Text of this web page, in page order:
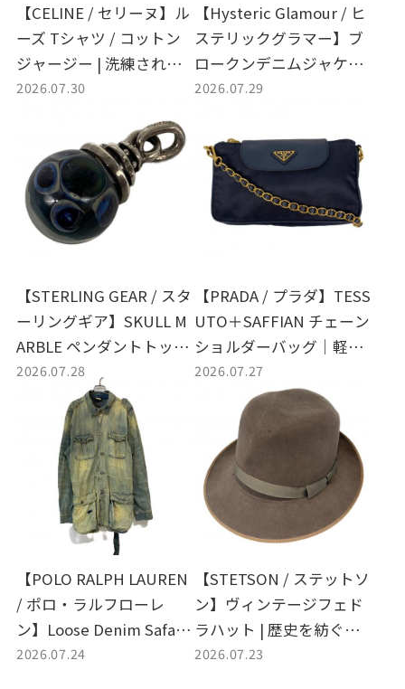
【CELINE / セリーヌ】ル
ーズ Tシャツ / コットン
ジャージー | 洗練された
シルエットとラグジュア
取入荷情報
2026.07.30
【Hysteric Glamour / ヒ
ステリックグラマー】ブ
ロークンデニムジャケッ
ト | ヴィンテージライク
まった注目着が入荷！
2026.07.29
【STERLING GEAR / スタ
ーリングギア】SKULL M
ARBLE ペンダントトップ
| 迫力の造形が目を惹く名
作シルバー入荷
2026.07.28
【PRADA / プラダ】TESS
UTO＋SAFFIAN チェーン
ショルダーバッグ｜軽や
かさと上品さを兼ね備え
た名品バッグが入荷！
2026.07.27
【POLO RALPH LAUREN
/ ポロ・ラルフローレ
ン】Loose Denim Safari
Jacket | ヴィンテージ感
2026.07.24
【STETSON / ステットソ
ン】ヴィンテージフェド
ラハット | 歴史を紡ぐ名
品の魅力と買取入荷のご
2026.07.23